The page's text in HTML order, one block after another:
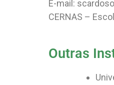
E-mail:
CERNAS –
Outras